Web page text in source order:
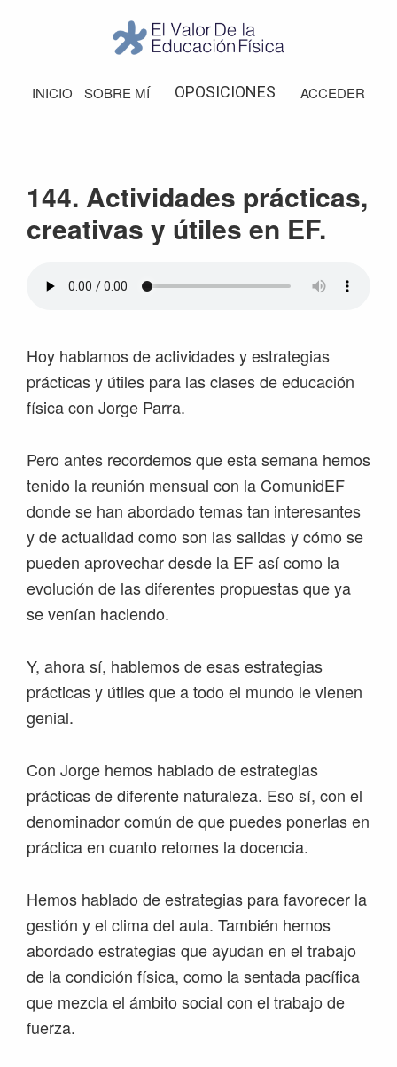
navegación
principal
barra
Valor
de
INICIO SOBRE MÍ OPOSICIONES ACCEDER
144. Actividades prácticas,
creativas y útiles en EF.
Hoy hablamos de actividades y estrategias
prácticas y útiles para las clases de educación
física con Jorge Parra.
Pero antes recordemos que esta semana hemos
tenido la reunión mensual con la ComunidEF
donde se han abordado temas tan interesantes
y de actualidad como son las salidas y cómo se
pueden aprovechar desde la EF así como la
evolución de las diferentes propuestas que ya
se venían haciendo.
Y, ahora sí, hablemos de esas estrategias
prácticas y útiles que a todo el mundo le vienen
genial.
Con Jorge hemos hablado de estrategias
prácticas de diferente naturaleza. Eso sí, con el
denominador común de que puedes ponerlas en
práctica en cuanto retomes la docencia.
Hemos hablado de estrategias para favorecer la
gestión y el clima del aula. También hemos
abordado estrategias que ayudan en el trabajo
de la condición física, como la sentada pacífica
que mezcla el ámbito social con el trabajo de
fuerza.